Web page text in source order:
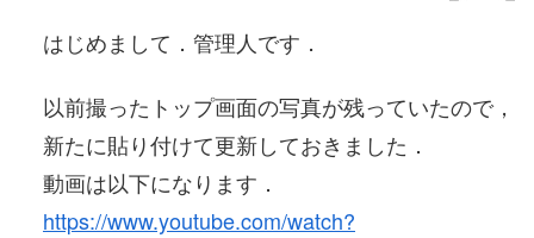
はじめまして．管理人です．
以前撮ったトップ画面の写真が残っていたので，
新たに貼り付けて更新しておきました．
動画は以下になります．
https://www.youtube.com/watch?